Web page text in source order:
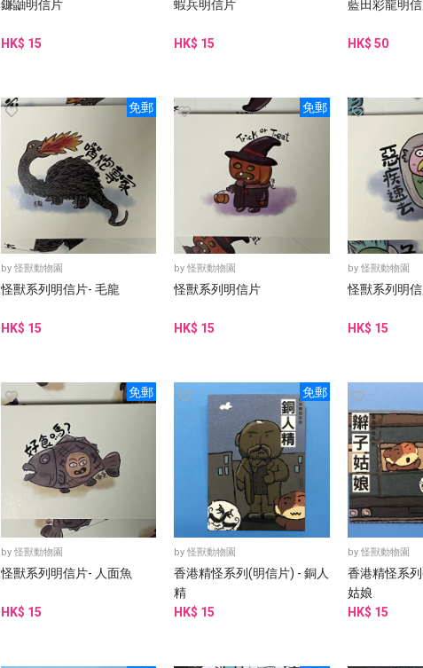
鐮鼬明信片
HK$ 15
蝦兵明信片
HK$ 15
藍田彩龍明
HK$ 50
免郵
by 怪獸動物園
怪獸系列明信片- 毛龍
HK$ 15
免郵
by怪獸動物園
怪獸系列明信片
HK$ 15
by 怪獸動物園
怪獸系列明
HK$ 15
免郵
by 怪獸動物園
怪獸系列明信片- 人面魚
HK$ 15
免郵
by怪獸動物園
香港精怪系列(明信片) - 銅人
精
HK$ 15
by 怪獸動物園
香港精怪系
姑娘
HK$ 15